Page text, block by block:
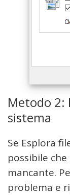
Metodo 2:
sistema
Se Esplora
possibile
mancante.
problema e